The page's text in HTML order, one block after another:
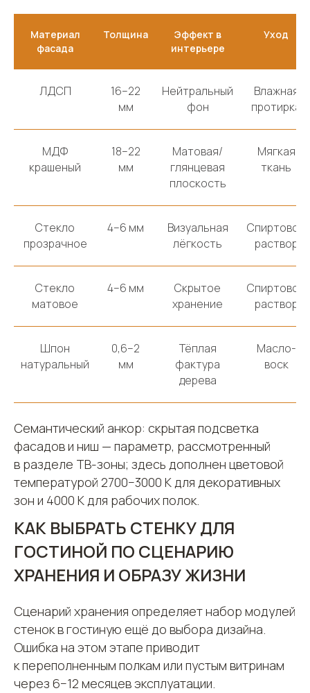
Материал
фасада
Толщина
Эффект в
интерьере
Уход
ЛДСП
16–22
мм
Нейтральный
фон
Влажная
протирка
МДФ
крашеный
18–22
мм
Матовая/
глянцевая
плоскость
Мягкая
ткань
Стекло
прозрачное
4–6 мм
Визуальная
лёгкость
Спиртовой
раствор
Стекло
матовое
4–6 мм
Скрытое
хранение
Спиртовой
раствор
Шпон
натуральный
0,6–2
мм
Тёплая
фактура
дерева
Масло-
воск
Семантический анкор: скрытая подсветка
фасадов и ниш — параметр, рассмотренный
в разделе ТВ-зоны; здесь дополнен цветовой
температурой 2700−3000 К для декоративных
зон и 4000 К для рабочих полок.
КАК ВЫБРАТЬ СТЕНКУ ДЛЯ
ГОСТИНОЙ ПО СЦЕНАРИЮ
ХРАНЕНИЯ И ОБРАЗУ ЖИЗНИ
Сценарий хранения определяет набор модулей
стенок в гостиную ещё до выбора дизайна.
Ошибка на этом этапе приводит
к переполненным полкам или пустым витринам
через 6−12 месяцев эксплуатации.